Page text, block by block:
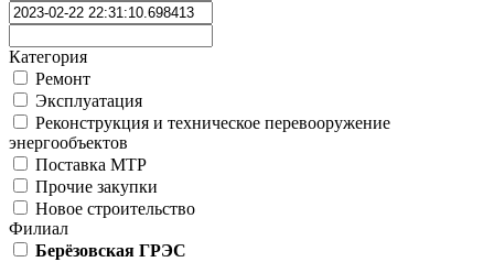
Категория
Ремонт
Эксплуатация
Реконструкция и техническое перевооружение
энергообъектов
Поставка МТР
Прочие закупки
Новое строительство
Филиал
Берёзовская ГРЭС